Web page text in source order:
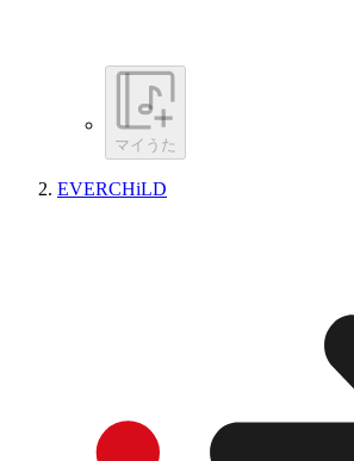
マイうた
EVERCHiLD